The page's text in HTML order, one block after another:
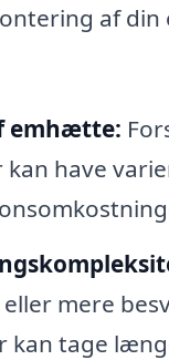
af
emhætte:
kan have
mere
kan tage